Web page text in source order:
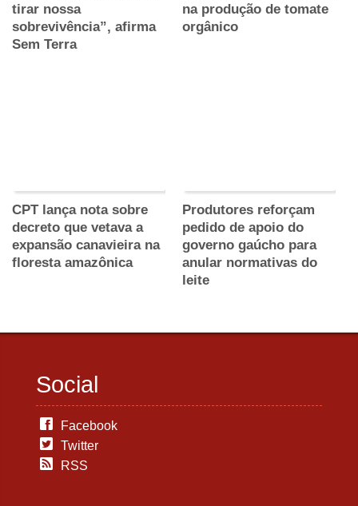
tirar nossa
sobrevivência”, afirma
Sem Terra
na produção de tomate
orgânico
CPT lança nota sobre
decreto que vetava a
expansão canavieira na
floresta amazônica
Produtores reforçam
pedido de apoio do
governo gaúcho para
anular normativas do
leite
Social
Facebook
Twitter
RSS